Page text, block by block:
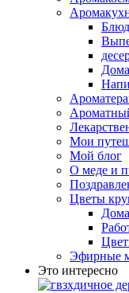
Мои
Мой блог
О меде и
Цветы
Эфирные
Это интересно